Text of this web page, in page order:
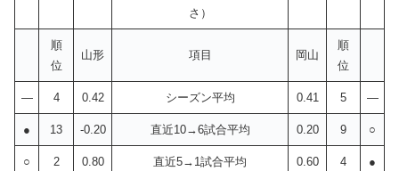
さ）
順
位
山形 項目 岡山
順
位
— 4 0.42 シーズン平均 0.41 5 —
● 13 -0.20 直近10→6試合平均 0.20 9 ○
○ 2 0.80 直近5→1試合平均 0.60 4 ●